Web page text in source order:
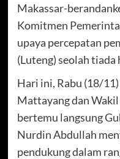
Makassar-
Komitmen
upaya percepatan
(Luteng) seolah tiada
Hari ini, Rabu (18/
Mattayang dan
bertemu langsung
Nurdin Abdullah
pendukung dalam